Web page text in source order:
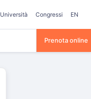
Università Congressi EN
Prenota online